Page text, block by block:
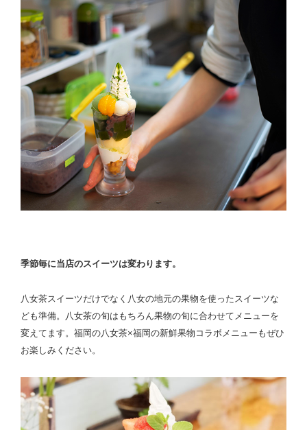
季節毎に当店のスイーツは変わります。
八女茶スイーツだけでなく八女の地元の果物を使ったスイーツな
ども準備。八女茶の旬はもちろん果物の旬に合わせてメニューを
変えてます。福岡の八女茶×福岡の新鮮果物コラボメニューもぜひ
お楽しみください。